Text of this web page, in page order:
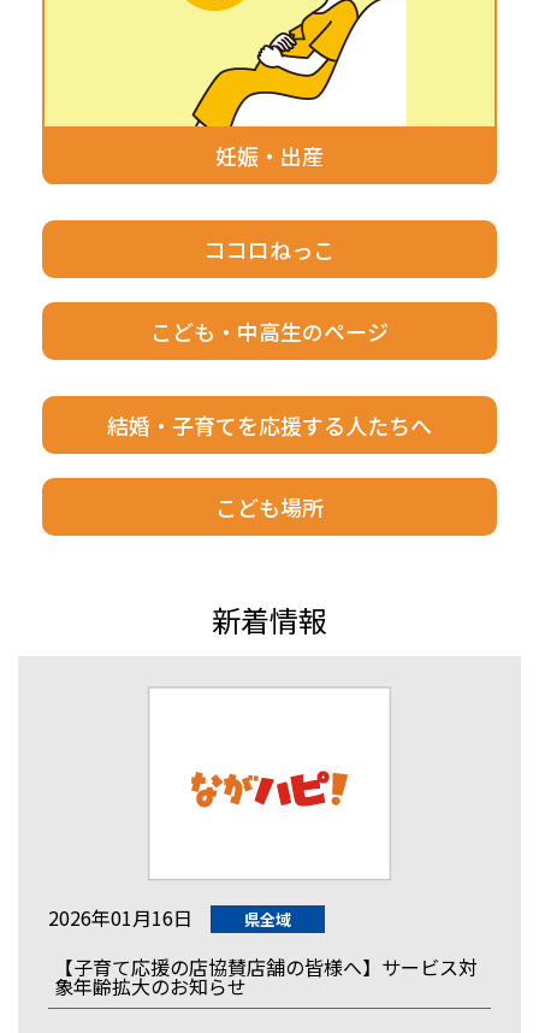
妊娠・出産
ココロねっこ
こども・中高生のページ
結婚・子育てを応援する人たちへ
こども場所
新着情報
2026年01月16日 県全域
【子育て応援の店協賛店舗の皆様へ】サービス対
象年齢拡大のお知らせ